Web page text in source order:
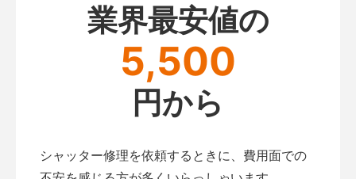
業界最安値の
5,500
円から
シャッター修理を依頼するときに、費用面での